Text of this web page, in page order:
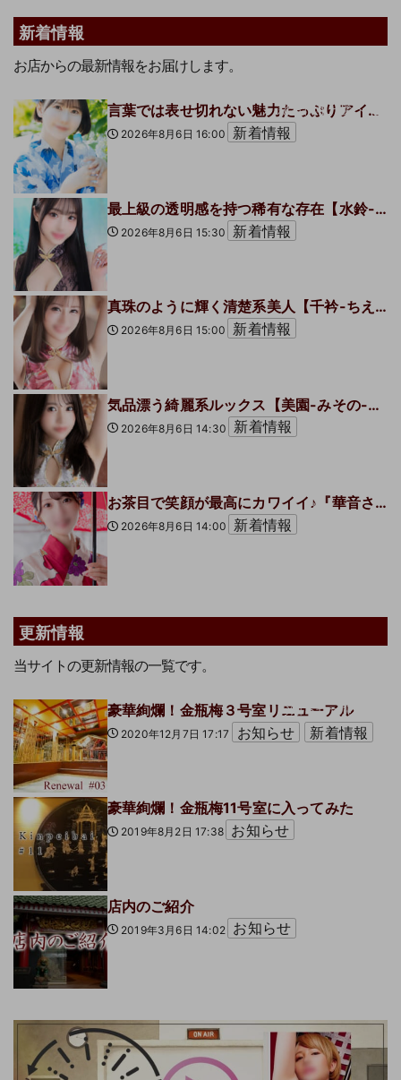
新着情報
お店からの最新情報をお届けします。
言葉では表せ切れない魅力たっぷりアイドルフェイス【鈴々-りんりん-】さんのご紹介です♪
2026年8月6日 16:00 新着情報
最上級の透明感を持つ稀有な存在【水鈴-すいりん-】さんのご紹介です。
2026年8月6日 15:30 新着情報
真珠のように輝く清楚系美人【千衿-ちえり-】さんのご紹介です。
2026年8月6日 15:00 新着情報
気品漂う綺麗系ルックス【美園-みその-】さんのご紹介です♪
2026年8月6日 14:30 新着情報
お茶目で笑顔が最高にカワイイ♪『華音さん』のご紹介です。
2026年8月6日 14:00 新着情報
新着情報一覧へ
更新情報
当サイトの更新情報の一覧です。
豪華絢爛！金瓶梅３号室リニューアル
2020年12月7日 17:17 お知らせ 新着情報
豪華絢爛！金瓶梅11号室に入ってみた
2019年8月2日 17:38 お知らせ
店内のご紹介
2019年3月6日 14:02 お知らせ
お知らせ一覧へ